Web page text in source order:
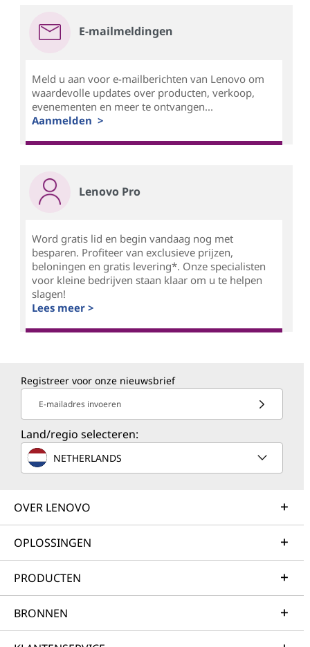
E-mailmeldingen
Meld u aan voor e-mailberichten van Lenovo om
waardevolle updates over producten, verkoop,
evenementen en meer te ontvangen...
Aanmelden >
Lenovo Pro
Word gratis lid en begin vandaag nog met
besparen. Profiteer van exclusieve prijzen,
beloningen en gratis levering*. Onze specialisten
voor kleine bedrijven staan klaar om u te helpen
slagen!
Lees meer >
Registreer voor onze nieuwsbrief
E-mailadres invoeren
Land/regio selecteren:
NETHERLANDS
OVER LENOVO
OPLOSSINGEN
PRODUCTEN
BRONNEN